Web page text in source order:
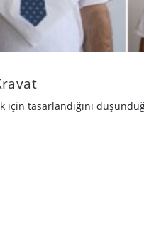
için tasarlandığını